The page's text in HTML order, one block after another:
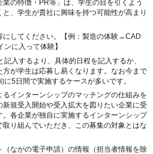
の特徴・PR等」は、学生の目を引くよう
、学生が貴社に興味を持つ可能性が高まり
にしてください。【例：製造の体験→CAD
に入って体験】
入するより、具体的日程を記入するか、
方が学生は応募し易くなります。なお今まで
5日間で実施するケースが多いです。
インターンシップのマッチングの仕組みを
規受入開始や受入拡大を図りたい企業に受
。各企業が独自に実施するインターンシップ
り組んでいただき、この募集の対象とはな
ながの電子申請）の情報（担当者情報を除